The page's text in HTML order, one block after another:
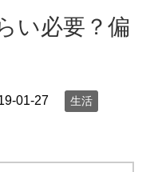
い必要？偏
01-27 生活